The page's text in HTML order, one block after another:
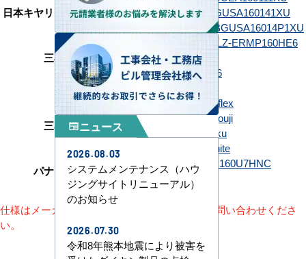
日本キヤリア（旧：東芝）GUSA160141MUB
GUSA160141XU
GUSA16014P1MUBGUSA16014P1XU
三菱電機
PLZ-ERMP160HE6
PLZ-ERMP160HL6
PLZ-ERMP160HLE6
日立
三菱重工
FDTV1606H6SA-airflex
FDTV1606H6SA-osouji
FDTV1606H6SA-raku
FDTV1606H6SA-white
パナソニック
PA-P160U7HC PA-P160U7HNC
PA-P160U7HNCX
仕様はメーカーによって異なります。詳細はお問い合わせくださ
い。
newspaperニュース
2026.08.03
システムメンテナンス（ハウ
ジングサイトリニューアル）
のお知らせ
2026.07.30
令和8年熊本地震により被害を